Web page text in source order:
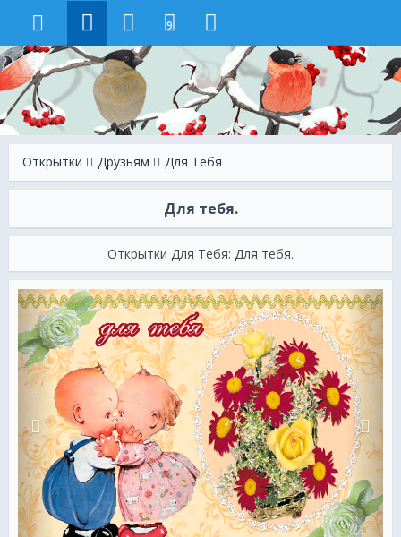
9
Открытки Друзьям Для Тебя
Для тебя.
Открытки Для Тебя: Для тебя.